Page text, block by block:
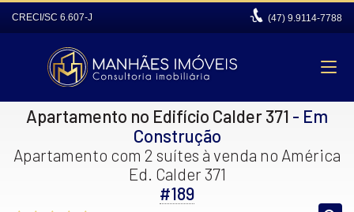
CRECI/SC 6.607-J (47) 9.9114-7788
Apartamento no Edifício Calder 371 - Em
Construção
Apartamento com 2 suítes à venda no América
Ed. Calder 371
#189